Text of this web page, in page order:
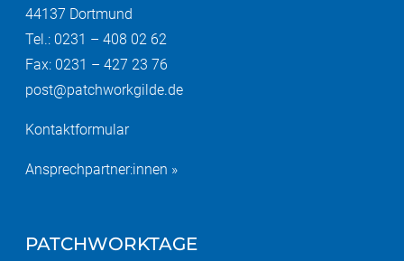
44137 Dortmund
Tel.: 0231 – 408 02 62
Fax: 0231 – 427 23 76
post@patchworkgilde.de
Kontaktformular
Ansprechpartner:innen »
PATCHWORKTAGE